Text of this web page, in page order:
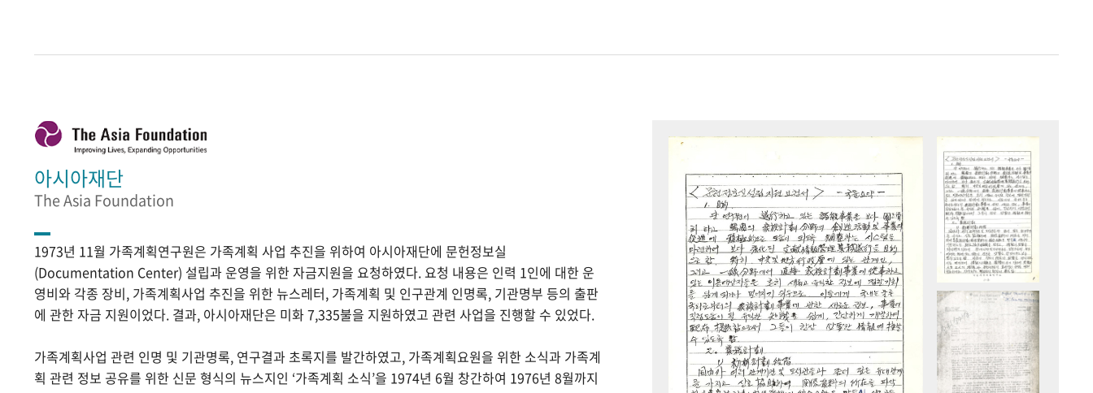
아시아재단
The Asia Foundation
1973년 11월 가족계획연구원은 가족계획 사업 추진을 위하여 아시아재단에 문헌정보실
(Documentation Center) 설립과 운영을 위한 자금지원을 요청하였다. 요청 내용은 인력 1인에 대한 운
영비와 각종 장비, 가족계획사업 추진을 위한 뉴스레터, 가족계획 및 인구관계 인명록, 기관명부 등의 출판
에 관한 자금 지원이었다. 결과, 아시아재단은 미화 7,335불을 지원하였고 관련 사업을 진행할 수 있었다.
가족계획사업 관련 인명 및 기관명록, 연구결과 초록지를 발간하였고, 가족계획요원을 위한 소식과 가족계
획 관련 정보 공유를 위한 신문 형식의 뉴스지인 ‘가족계획 소식’을 1974년 6월 창간하여 1976년 8월까지